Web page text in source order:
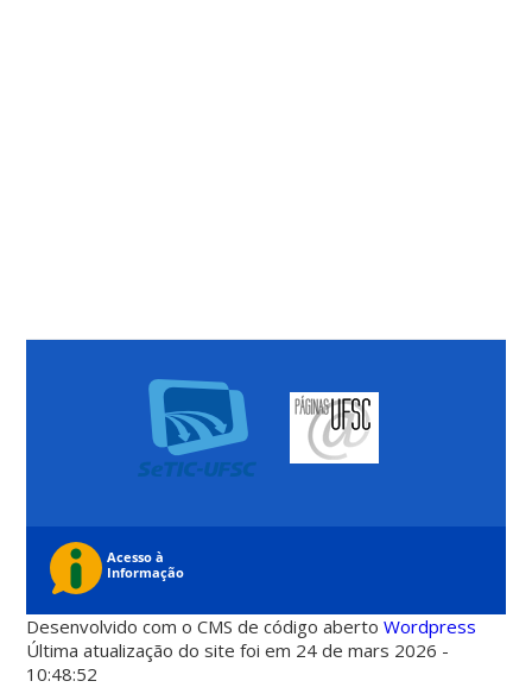
Desenvolvido com o CMS de código abertoWordpress
Última atualização do site foi em 24 de mars 2026 -
10:48:52